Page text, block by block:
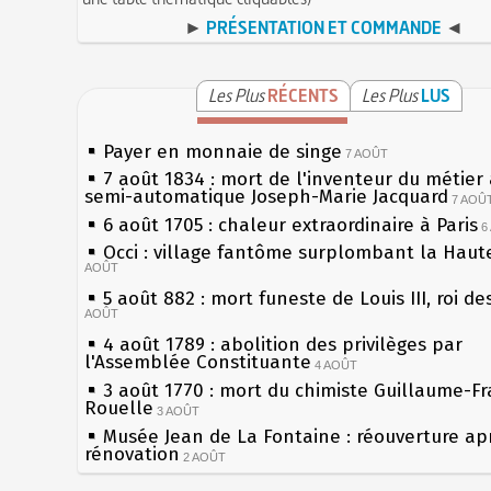
► PRÉSENTATION ET COMMANDE ◄
Les PlusRÉCENTS Les PlusLUS
Payer en monnaie de singe 7 AOÛT
7 août 1834 : mort de l'inventeur du métier
semi-automatique Joseph-Marie Jacquard 7
6 août 1705 : chaleur extraordinaire à Paris 6
Occi : village fantôme surplombant la
AOÛT
5 août 882 : mort funeste de Louis III, roi
AOÛT
4 août 1789 : abolition des privilèges par
l'Assemblée Constituante 4 AOÛT
3 août 1770 : mort du chimiste Guillaume-
Rouelle 3 AOÛT
Musée Jean de La Fontaine : réouverture
rénovation 2 AOÛT
2 août 1802 : Bonaparte est nommé consul